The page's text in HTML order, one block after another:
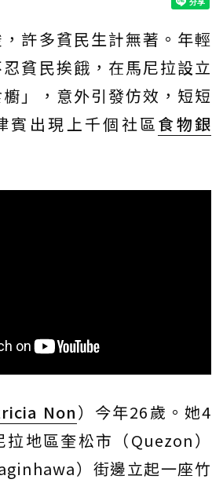
許多貧民生計無著。年輕
貧民挨餓，在馬尼拉設立
」，意外引發仿效，短短
賓出現上千個社區 食物銀
Non）今年26歲。她4
地區奎松市（Quezon）
）街邊立起一座竹